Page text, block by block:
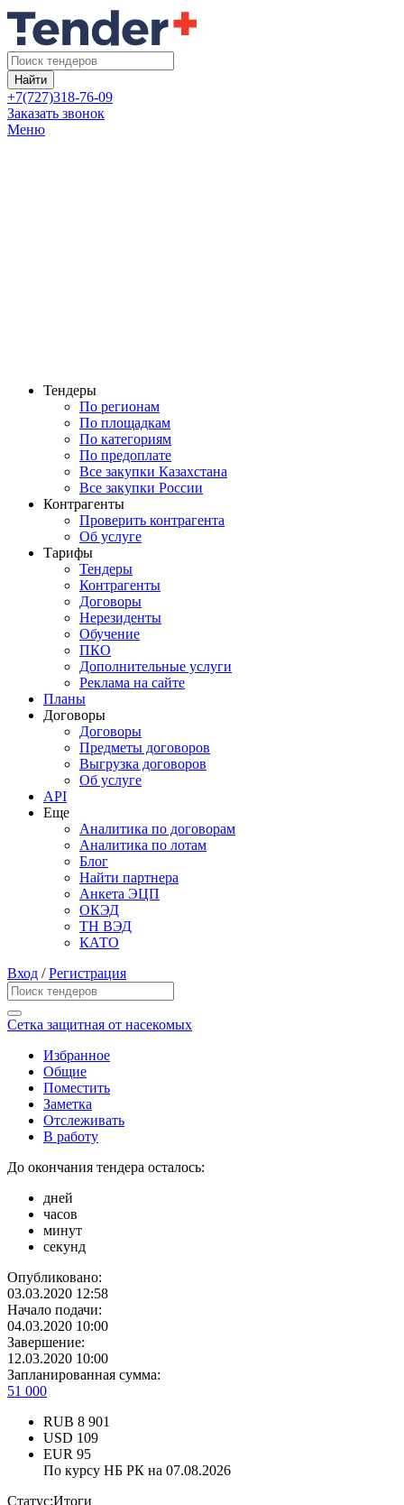
Найти
+7(727)318-76-09
Заказать звонок
Меню
Тендеры
По регионам
По площадкам
По категориям
По предоплате
Все закупки Казахстана
Все закупки России
Контрагенты
Проверить контрагента
Об услуге
Тарифы
Тендеры
Контрагенты
Договоры
Нерезиденты
Обучение
ПКО
Дополнительные услуги
Реклама на сайте
Планы
Договоры
Договоры
Предметы договоров
Выгрузка договоров
Об услуге
API
Еще
Аналитика по договорам
Аналитика по лотам
Блог
Найти партнера
Анкета ЭЦП
ОКЭД
ТН ВЭД
КАТО
Вход /Регистрация
Сетка защитная от насекомых
Избранное
Общие
Поместить
Заметка
Отслеживать
В работу
До окончания тендера осталось:
дней
часов
минут
секунд
Опубликовано:
03.03.2020 12:58
Начало подачи:
04.03.2020 10:00
Завершение:
12.03.2020 10:00
Запланированная сумма:
51 000
RUB 8 901
USD 109
EUR 95
По курсу НБ РК на 07.08.2026
Статус:Итоги